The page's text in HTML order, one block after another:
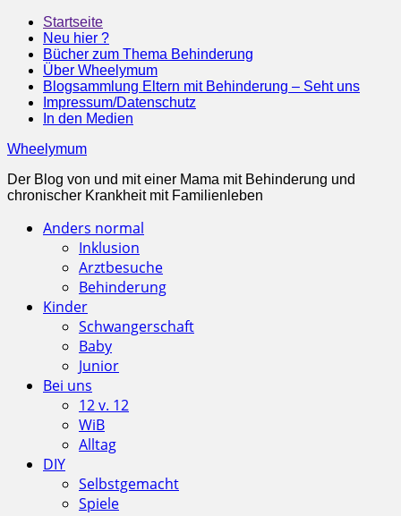
Startseite
Neu hier ?
Bücher zum Thema Behinderung
Über Wheelymum
Blogsammlung Eltern mit Behinderung – Seht uns
Impressum/Datenschutz
In den Medien
Wheelymum
Der Blog von und mit einer Mama mit Behinderung und
chronischer Krankheit mit Familienleben
Anders normal
Inklusion
Arztbesuche
Behinderung
Kinder
Schwangerschaft
Baby
Junior
Bei uns
12 v. 12
WiB
Alltag
DIY
Selbstgemacht
Spiele